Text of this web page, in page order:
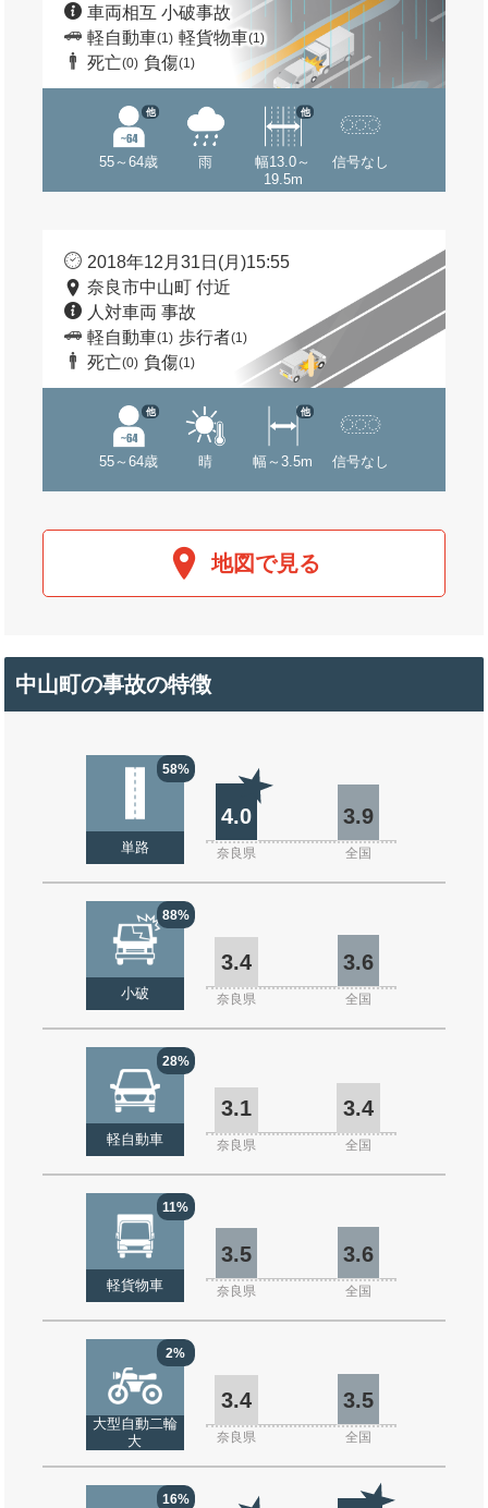
車両相互 小破事故
軽自動車(1) 軽貨物車(1)
死亡(0) 負傷(1)
55～64歳
他
雨
幅13.0～
19.5m
他
信号なし
2018年12月31日(月)15:55
奈良市中山町 付近
人対車両 事故
軽自動車(1) 歩行者(1)
死亡(0) 負傷(1)
55～64歳
他
晴 幅～3.5m
他
信号なし
地図で見る
中山町の事故の特徴
58%
単路
4.0 3.9
奈良県 全国
88%
小破
3.4 3.6
奈良県 全国
28%
軽自動車
3.1 3.4
奈良県 全国
11%
軽貨物車
3.5 3.6
奈良県 全国
2%
大型自動二輪
大
3.4 3.5
奈良県 全国
16%